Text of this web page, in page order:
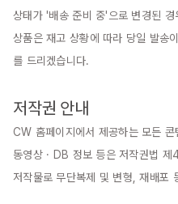
상태가 '배송 준비 중'으로 변경된
상품은 재고 상황에 따라 당일 발송
를 드리겠습니다.
저작권 안내
CW 홈페이지에서 제공하는 모든 콘
동영상 · DB 정보 등은 저작권법
저작물로 무단복제 및 변형, 재배포